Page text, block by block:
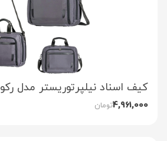
کیف اسناد نیلپرتوریستر مدل رکو
4,961,000تومان